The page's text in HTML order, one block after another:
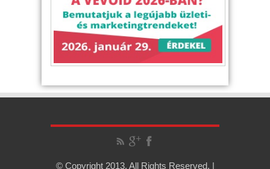
© Copyright 2013, All Rights Reserved. |